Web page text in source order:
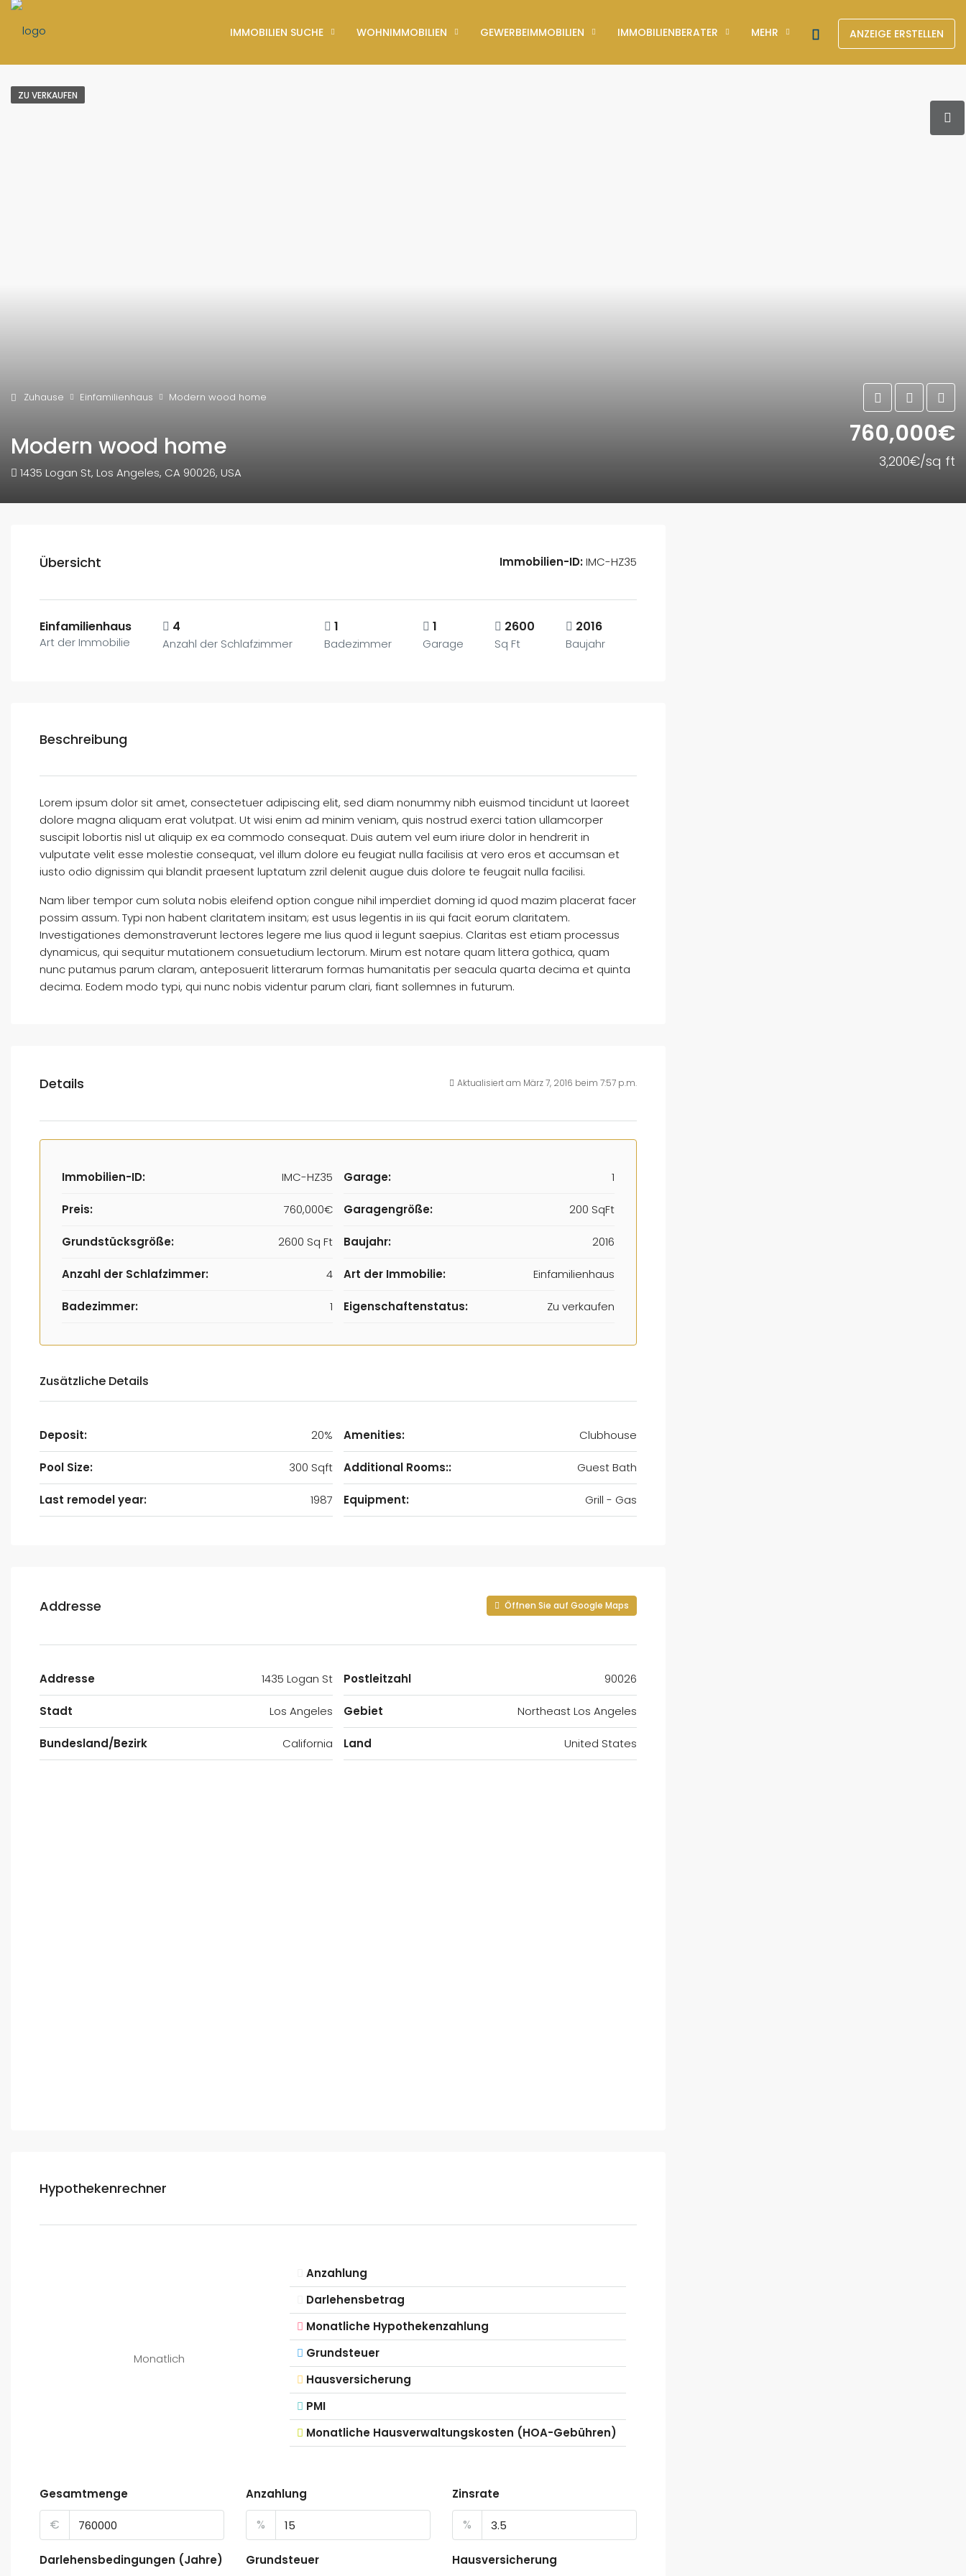
IMMOBILIEN SUCHE WOHNIMMOBILIEN GEWERBEIMMOBILIEN IMMOBILIENBERATER MEHR ANZEIGE ERSTELLEN
ZU VERKAUFEN
Zuhause Einfamilienhaus Modern wood home
Modern wood home 760,000€
3,200€/sq ft
1435 Logan St, Los Angeles, CA 90026, USA
Übersicht Immobilien-ID:IMC-HZ35
Einfamilienhaus
Art der Immobilie
4
Anzahl der Schlafzimmer
1
Badezimmer
1
Garage
2600
Sq Ft
2016
Baujahr
Beschreibung
Lorem ipsum dolor sit amet, consectetuer adipiscing elit, sed diam nonummy nibh euismod tincidunt ut laoreet
dolore magna aliquam erat volutpat. Ut wisi enim ad minim veniam, quis nostrud exerci tation ullamcorper
suscipit lobortis nisl ut aliquip ex ea commodo consequat. Duis autem vel eum iriure dolor in hendrerit in
vulputate velit esse molestie consequat, vel illum dolore eu feugiat nulla facilisis at vero eros et accumsan et
iusto odio dignissim qui blandit praesent luptatum zzril delenit augue duis dolore te feugait nulla facilisi.
Nam liber tempor cum soluta nobis eleifend option congue nihil imperdiet doming id quod mazim placerat facer
possim assum. Typi non habent claritatem insitam; est usus legentis in iis qui facit eorum claritatem.
Investigationes demonstraverunt lectores legere me lius quod ii legunt saepius. Claritas est etiam processus
dynamicus, qui sequitur mutationem consuetudium lectorum. Mirum est notare quam littera gothica, quam
nunc putamus parum claram, anteposuerit litterarum formas humanitatis per seacula quarta decima et quinta
decima. Eodem modo typi, qui nunc nobis videntur parum clari, fiant sollemnes in futurum.
Details Aktualisiert am März 7, 2016 beim 7:57 p.m.
Immobilien-ID: IMC-HZ35
Preis: 760,000€
Grundstücksgröße: 2600 Sq Ft
Anzahl der Schlafzimmer: 4
Badezimmer: 1
Garage: 1
Garagengröße: 200 SqFt
Baujahr: 2016
Art der Immobilie: Einfamilienhaus
Eigenschaftenstatus: Zu verkaufen
Zusätzliche Details
Deposit: 20%
Pool Size: 300 Sqft
Last remodel year: 1987
Amenities: Clubhouse
Additional Rooms:: Guest Bath
Equipment: Grill - Gas
Addresse Öffnen Sie auf Google Maps
Addresse 1435 Logan St
Stadt Los Angeles
Bundesland/Bezirk California
Postleitzahl 90026
Gebiet Northeast Los Angeles
Land United States
Hypothekenrechner
Monatlich
Anzahlung
Darlehensbetrag
Monatliche Hypothekenzahlung
Grundsteuer
Hausversicherung
PMI
Monatliche Hausverwaltungskosten (HOA-Gebühren)
Gesamtmenge
€
Anzahlung
%
Zinsrate
%
Darlehensbedingungen (Jahre) Grundsteuer Hausversicherung